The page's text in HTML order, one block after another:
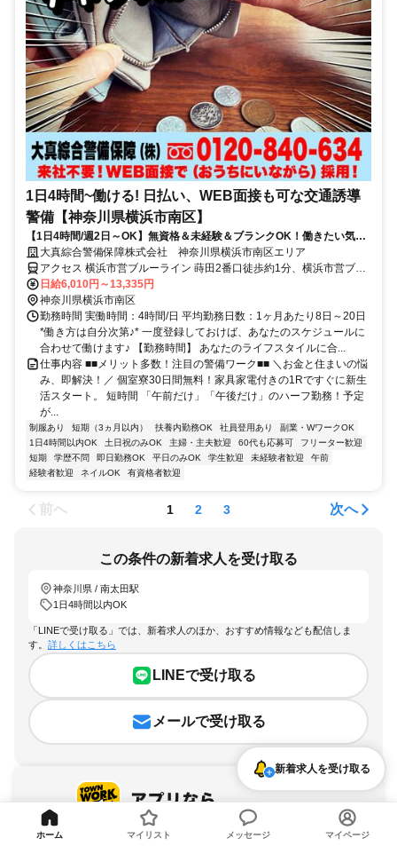
1日4時間~働ける! 日払い、WEB面接も可な交通誘導
警備【神奈川県横浜市南区】
【1日4時間/週2日～OK】無資格＆未経験＆ブランクOK！働きたい気持
ちを応援します★
大真綜合警備保障株式会社 神奈川県横浜市南区エリア
アクセス 横浜市営ブルーライン 蒔田2番口徒歩約1分、横浜市営ブル
ーライン 吉野町3番口徒歩約12分、京急本線 南太田徒歩約13分 神奈
川県横浜市南区エリア(井土ケ谷駅、弘明寺駅、黄金町駅、蒔田駅、
南太田駅、吉野町駅、横浜駅)
日給6,010円～13,335円
神奈川県横浜市南区
勤務時間 実働時間：4時間/日 平均勤務日数：1ヶ月あたり8日～20日
*働き方は自分次第♪* 一度登録しておけば、あなたのスケジュールに
合わせて働けます♪ 【勤務時間】 あなたのライフスタイルに合...
仕事内容 ■■メリット多数！注目の警備ワーク■■ ＼お金と住まいの悩
み、即解決！／ 個室寮30日間無料！家具家電付きの1Rですぐに新生
活スタート。 短時間 「午前だけ」「午後だけ」のハーフ勤務！予定
が...
制服あり 短期（3ヵ月以内） 扶養内勤務OK 社員登用あり
副業・WワークOK
1日4時間以内OK
土日祝のみOK 主婦・主夫歓迎 60代も応募可
フリーター歓迎
短期
学歴不問 即日勤務OK 平日のみOK 学生歓迎 未経験者歓迎
午前
経験者歓迎
ネイルOK 有資格者歓迎
前へ 1 2 3 次へ
この条件の新着求人を受け取る
神奈川県 / 南太田駅
1日4時間以内OK
「LINEで受け取る」では、新着求人のほか、おすすめ情報なども配信しま
す。 詳しくはこちら
LINEで受け取る
メールで受け取る
新着求人を受け取る
ホーム マイリスト メッセージ マイページ